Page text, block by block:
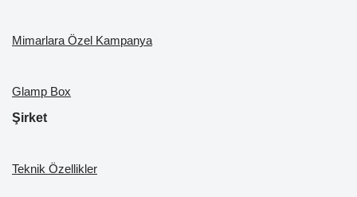
Mimarlara Özel Kampanya
Glamp Box
Şirket
Teknik Özellikler